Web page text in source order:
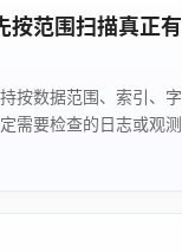
按范围扫描真正有
按数据范围、索引、字
需要检查的日志或观测